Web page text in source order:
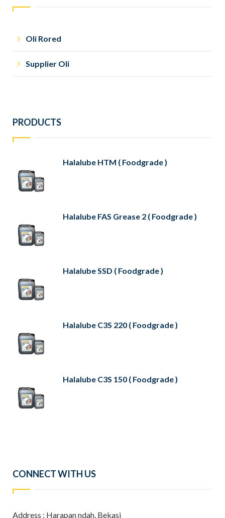
Oli Rored
Supplier Oli
PRODUCTS
Halalube HTM ( Foodgrade )
Halalube FAS Grease 2 ( Foodgrade )
Halalube SSD ( Foodgrade )
Halalube C3S 220 ( Foodgrade )
Halalube C3S 150 ( Foodgrade )
CONNECT WITH US
Address : Harapan ndah, Bekasi